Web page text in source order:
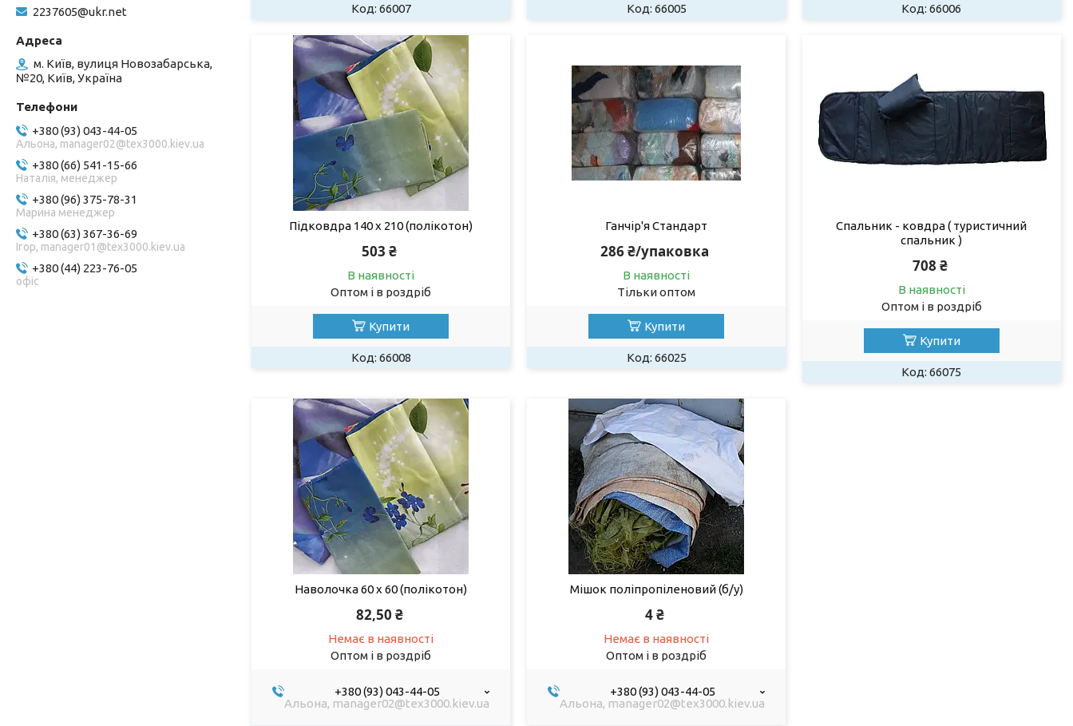
66007 66005 66006
Підковдра 140 х 210 (полікотон)
503 ₴
В наявності
Оптом і в роздріб
Купити
66008
Ганчір'я Стандарт
286 ₴/упаковка
В наявності
Тільки оптом
Купити
66025
Спальник - ковдра ( туристичний
спальник )
708 ₴
В наявності
Оптом і в роздріб
Купити
66075
Наволочка 60 х 60 (полікотон)
82,50 ₴
Немає в наявності
Оптом і в роздріб
+380 (93) 043-44-05
Альона, manager02@tex3000.kiev.ua
Мішок поліпропіленовий (б/у)
4 ₴
Немає в наявності
Оптом і в роздріб
+380 (93) 043-44-05
Альона, manager02@tex3000.kiev.ua
2237605@ukr.net
м. Київ, вулиця Новозабарська,
№20, Київ, Україна
+380 (93) 043-44-05
Альона, manager02@tex3000.kiev.ua
+380 (66) 541-15-66
Наталія, менеджер
+380 (96) 375-78-31
Марина менеджер
+380 (63) 367-36-69
Ігор, manager01@tex3000.kiev.ua
+380 (44) 223-76-05
oфіс